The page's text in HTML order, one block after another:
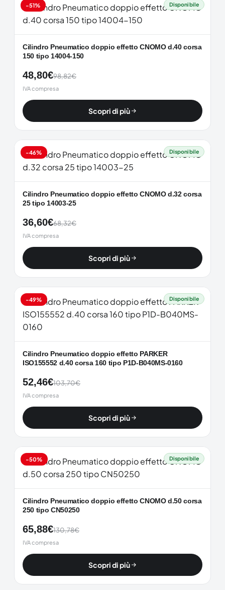
-51% Disponibile
Cilindro Pneumatico doppio effetto CNOMO d.40 corsa
150 tipo 14004-150
48,80€98,82€
IVA compresa
Scopri di più
-46% Disponibile
Cilindro Pneumatico doppio effetto CNOMO d.32 corsa
25 tipo 14003-25
36,60€68,32€
IVA compresa
Scopri di più
-49% Disponibile
Cilindro Pneumatico doppio effetto PARKER
ISO155552 d.40 corsa 160 tipo P1D-B040MS-0160
52,46€103,70€
IVA compresa
Scopri di più
-50% Disponibile
Cilindro Pneumatico doppio effetto CNOMO d.50 corsa
250 tipo CN50250
65,88€130,78€
IVA compresa
Scopri di più